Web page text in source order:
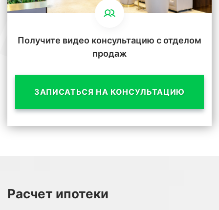
Получите видео консультацию с отделом
продаж
ЗАПИСАТЬСЯ НА КОНСУЛЬТАЦИЮ
Расчет ипотеки